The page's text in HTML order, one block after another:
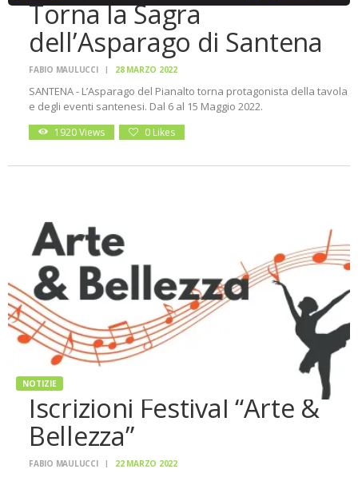
Torna la Sagra
dell’Asparago di Santena
FABIO MAULUCCI 28 MARZO 2022
SANTENA - L’Asparago del Pianalto torna protagonista della tavola
e degli eventi santenesi. Dal 6 al 15 Maggio 2022.
1920Views 0 Likes
NOTIZIE
Iscrizioni Festival “Arte &
Bellezza”
FABIO MAULUCCI 22 MARZO 2022